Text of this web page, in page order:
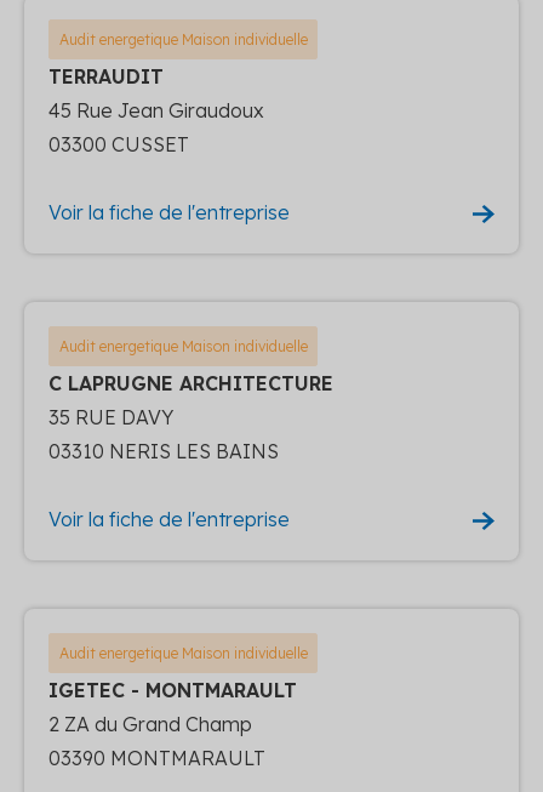
Audit energetique Maison individuelle
TERRAUDIT
45 Rue Jean Giraudoux
03300 CUSSET
Voir la fiche de l'entreprise
Audit energetique Maison individuelle
C LAPRUGNE ARCHITECTURE
35 RUE DAVY
03310 NERIS LES BAINS
Voir la fiche de l'entreprise
Audit energetique Maison individuelle
IGETEC - MONTMARAULT
2 ZA du Grand Champ
03390 MONTMARAULT